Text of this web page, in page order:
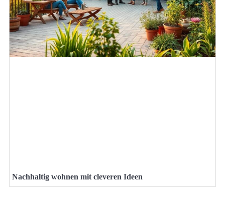
Nachhaltig wohnen mit cleveren Ideen